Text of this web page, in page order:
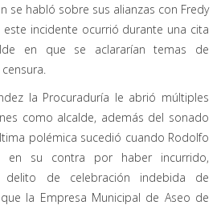
se habló sobre sus alianzas con Fredy
este incidente ocurrió durante una cita
en que se aclararían temas de
la Procuraduría le abrió múltiples
como alcalde, además del sonado
polémica sucedió cuando Rodolfo
en su contra por haber incurrido,
delito de celebración indebida de
la Empresa Municipal de Aseo de